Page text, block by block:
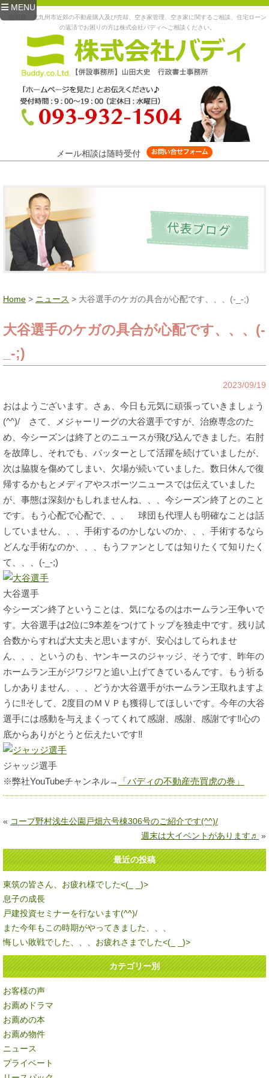
MENU
福岡県、北九州市近郊の不動産購入及び売却、空き家管理、空き家に関するご相談、住宅ローン
の返済でお困りの方は株式会社バディへご相談ください。
メール相談は随時受付
Home > ニュース > 大谷選手のケガの具合が心配です、、、(-_-;)
大谷選手のケガの具合が心配です、、、(-
_-;)
2023/09/19
おはようございます。さぁ、今日も元気に頑張っていきましょう
(^^)/ さて、メジャーリーグの大谷選手ですが、治療専念のた
め、今シーズンは終了とのニュースが飛び込んできました。右肘
を故障し、それでも、バッターとして活躍を続けていましたが、
次は脇腹を傷めてしまい、欠場が続いていました。数日休んで復
帰するかもとメディアやスポーツニュースでは伝えていました
が、事態は深刻かもしれませんね、、、今シーズン終了とのこと
です。もう心配で心配で、、、 球団も代理人も明確なことは話
していません、、、手術するのかしないのか、、、手術するなら
どんな手術なのか、、、もうファンとしては知りたくて知りたく
て、、、(-_-;)
大谷選手
今シーズン終了ということは、気になるのはホームラン王争いで
す。大谷選手は2位に9本差をつけてトップを独走中です。残り試
合数からすれば大丈夫と思いますが、安心はしてられませ
ん、、、というのも、ヤンキースのジャッジ、そうです、昨年の
ホームラン王がジワジワと追い上げてきているんです。もう祈る
しかありません、、、どうか大谷選手がホームラン王取れますよ
うに‼そして、2度目のＭＶＰも獲得してほしいです。今年の大谷
選手には感動を与えまくってくれて感謝、感謝、感謝です‼心の
底からありがとうと伝えたいです‼
ジャッジ選手
※弊社YouTubeチャンネル→
「バディの不動産売買虎の巻」
« コープ野村浅生公園戸畑六号棟306号のご紹介です(^^)/
週末は大イベントがあります♬ »
最近の投稿
東筑の皆さん、お疲れ様でした<(_ _)>
息子の成長
戸建投資セミナーを行ないます(^^)/
また今年もこの時期がやってきました、、、
悔しい敗戦でした、、、お疲れさまでした<(_ _)>
カテゴリー別
お客様の声
お薦めドラマ
お薦めの本
お薦め物件
ニュース
プライベート